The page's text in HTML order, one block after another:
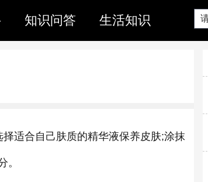
知识问答 生活知识
适合自己肤质的精华液保养皮肤;涂抹
。